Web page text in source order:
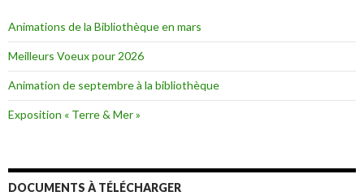
Animations de la Bibliothèque en mars
Meilleurs Voeux pour 2026
Animation de septembre à la bibliothèque
Exposition « Terre & Mer »
DOCUMENTS À TÉLÉCHARGER